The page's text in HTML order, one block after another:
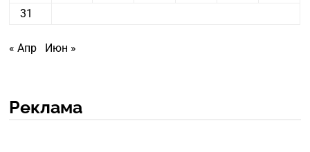
31
« Апр Июн »
Реклама